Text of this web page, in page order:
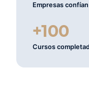
Empresas confían
+100
Cursos